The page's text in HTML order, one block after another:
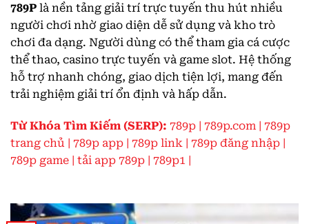
789P là nền tảng giải trí trực tuyến thu hút nhiều
người chơi nhờ giao diện dễ sử dụng và kho trò
chơi đa dạng. Người dùng có thể tham gia cá cược
thể thao, casino trực tuyến và game slot. Hệ thống
hỗ trợ nhanh chóng, giao dịch tiện lợi, mang đến
trải nghiệm giải trí ổn định và hấp dẫn.
Từ Khóa Tìm Kiếm (SERP): 789p | 789p.com | 789p
trang chủ | 789p app | 789p link | 789p đăng nhập |
789p game | tải app 789p | 789p1 |